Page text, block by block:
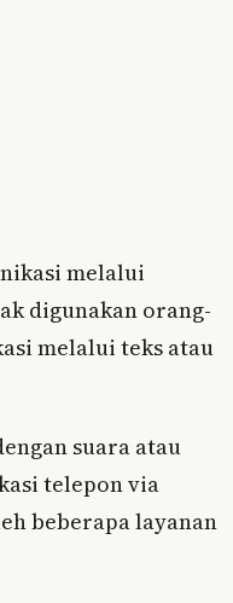
melalui
digunakan orang-
melalui teks atau
suara atau
telepon via
beberapa layanan